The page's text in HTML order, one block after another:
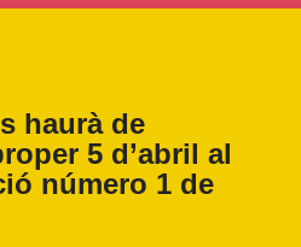
haurà de
5 d’abril al
número 1 de